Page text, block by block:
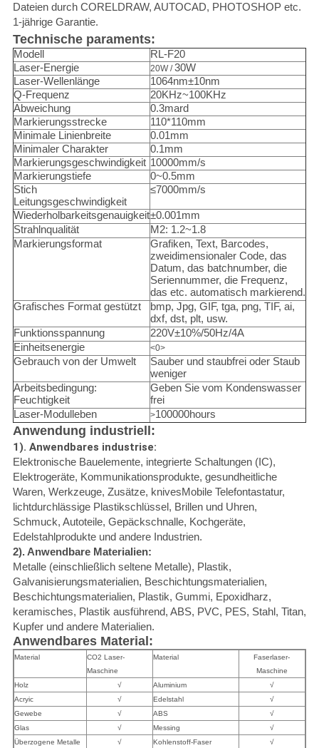
Dateien durch CORELDRAW, AUTOCAD, PHOTOSHOP etc.
1-jährige Garantie.
Technische paraments:
Modell
RL-F20
Laser-Energie
20W /30W
Laser-Wellenlänge
1064nm±10nm
Q-Frequenz
20KHz~100KHz
Abweichung
0.3mard
Markierungsstrecke
110*110mm
Minimale Linienbreite
0.01mm
Minimaler Charakter
0.1mm
Markierungsgeschwindigkeit 10000mm/s
Markierungstiefe
0~0.5mm
Stich
Leitungsgeschwindigkeit
≤7000mm/s
Wiederholbarkeitsgenauigkeit±0.001mm
Strahlnqualität
M2: 1.2~1.8
Markierungsformat
Grafiken, Text, Barcodes,
zweidimensionaler Code, das
Datum, das batchnumber, die
Seriennummer, die Frequenz,
das etc. automatisch markierend.
Grafisches Format gestützt
bmp, Jpg, GIF, tga, png, TIF, ai,
dxf, dst, plt, usw.
Funktionsspannung
220V±10%/50Hz/4A
Einheitsenergie
<0>
Gebrauch von der Umwelt
Sauber und staubfrei oder Staub
weniger
Arbeitsbedingung:
Feuchtigkeit
Geben Sie vom Kondenswasser
frei
Laser-Modulleben
>100000hours
Anwendung industriell:
1). Anwendbares industrise:
Elektronische Bauelemente, integrierte Schaltungen (IC),
Elektrogeräte, Kommunikationsprodukte, gesundheitliche
Waren, Werkzeuge, Zusätze, knivesMobile Telefontastatur,
lichtdurchlässige Plastikschlüssel, Brillen und Uhren,
Schmuck, Autoteile, Gepäckschnalle, Kochgeräte,
Edelstahlprodukte und andere Industrien.
2). Anwendbare Materialien:
Metalle (einschließlich seltene Metalle), Plastik,
Galvanisierungsmaterialien, Beschichtungsmaterialien,
Beschichtungsmaterialien, Plastik, Gummi, Epoxidharz,
keramisches, Plastik ausführend, ABS, PVC, PES, Stahl, Titan,
Kupfer und andere Materialien.
Anwendbares Material:
Material
CO2 Laser-
Maschine
Material
Faserlaser-
Maschine
Holz
√ Aluminium
√
Acryic
√ Edelstahl
√
Gewebe
√ ABS
√
Glas
√ Messing
√
Überzogene Metalle
√ Kohlenstoff-Faser √